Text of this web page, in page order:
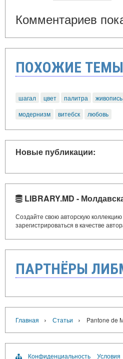
Комментариев
ПОХОЖИЕ ТЕМЫ
шагал цвет палитра живопись
модернизм
витебск любовь
Новые публикации:
LIBRARY.MD -
Создайте свою авторскую
зарегистрироваться в качестве
ПАРТНЁРЫ
Главная › Статьи › Pantone de
Конфиденциальность Условия